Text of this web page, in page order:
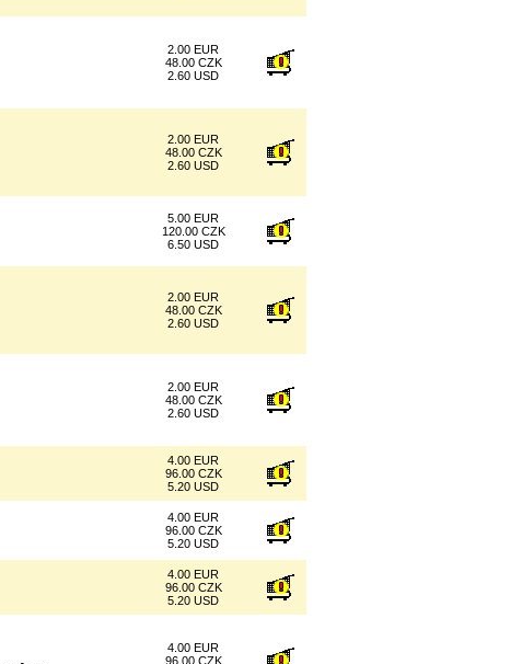
2.00 EUR
48.00 CZK
2.60 USD
2.00 EUR
48.00 CZK
2.60 USD
5.00 EUR
120.00 CZK
6.50 USD
2.00 EUR
48.00 CZK
2.60 USD
2.00 EUR
48.00 CZK
2.60 USD
4.00 EUR
96.00 CZK
5.20 USD
4.00 EUR
96.00 CZK
5.20 USD
4.00 EUR
96.00 CZK
5.20 USD
4.00 EUR
96.00 CZK